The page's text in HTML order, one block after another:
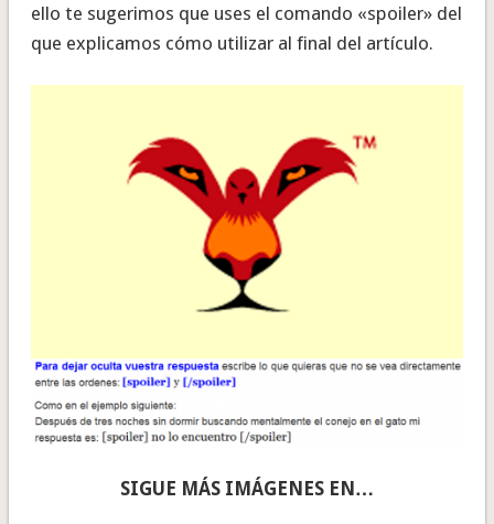
ello te sugerimos que uses el comando «spoiler» del
que explicamos cómo utilizar al final del artículo.
SIGUE MÁS IMÁGENES EN…